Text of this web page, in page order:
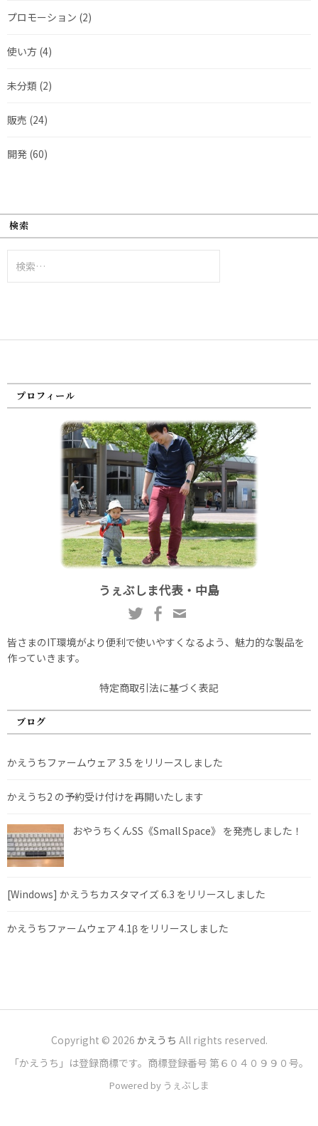
プロモーション (2)
使い方 (4)
未分類 (2)
販売 (24)
開発 (60)
検索
索:
プロフィール
うぇぶしま代表・中島
皆さまのIT環境がより便利で使いやすくなるよう、魅力的な製品を
作っていきます。
特定商取引法に基づく表記
ブログ
かえうちファームウェア 3.5 をリリースしました
かえうち2 の予約受け付けを再開いたします
おやうちくんSS《Small Space》 を発売しました！
[Windows] かえうちカスタマイズ 6.3 をリリースしました
かえうちファームウェア 4.1β をリリースしました
Copyright © 2026 かえうち All rights reserved.
「かえうち」は登録商標です。商標登録番号 第６０４０９９０号。
Powered by うぇぶしま